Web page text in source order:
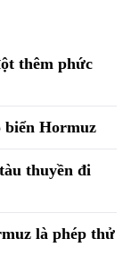
thêm phức
biển Hormuz
thuyền đi
là phép thử